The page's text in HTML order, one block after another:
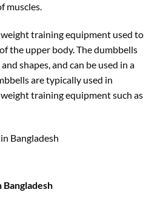
muscles.
training equipment used to
the upper body. The dumbbells
shapes, and can be used in a
are typically used in
training equipment such as
Bangladesh